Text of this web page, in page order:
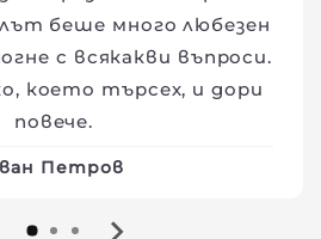
беше много любезен
с всякакви въпроси.
което търсех, и дори
повече.
Петров